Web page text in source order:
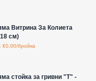
Витрина За Колиета
см)
€0.00/бройка
стойка за гривни "T" -